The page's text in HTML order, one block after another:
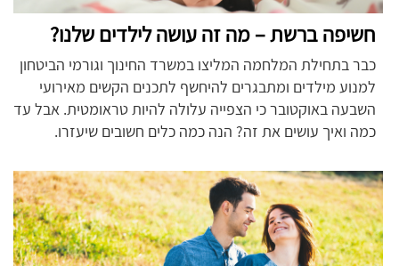
חשיפה ברשת – מה זה עושה לילדים שלנו?
כבר בתחילת המלחמה המליצו במשרד החינוך וגורמי הביטחון
למנוע מילדים ומתבגרים להיחשף לתכנים הקשים מאירועי
השבעה באוקטובר כי הצפייה עלולה להיות טראומטית. אבל עד
כמה ואיך עושים את זה? הנה כמה כלים חשובים שיעזרו.